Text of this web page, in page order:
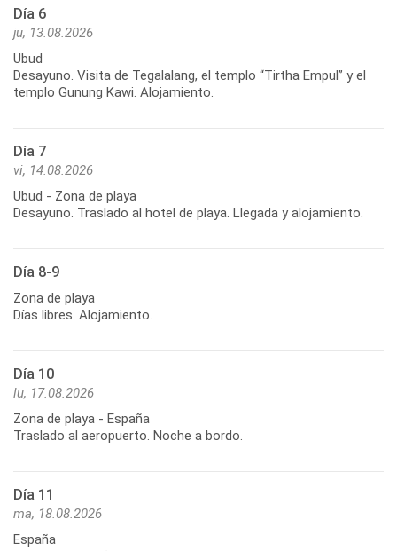
Día 6
ju, 13.08.2026
Ubud
Desayuno. Visita de Tegalalang, el templo “Tirtha Empul” y el
templo Gunung Kawi. Alojamiento.
Día 7
vi, 14.08.2026
Ubud - Zona de playa
Desayuno. Traslado al hotel de playa. Llegada y alojamiento.
Día 8-9
Zona de playa
Días libres. Alojamiento.
Día 10
lu, 17.08.2026
Zona de playa - España
Traslado al aeropuerto. Noche a bordo.
Día 11
ma, 18.08.2026
España